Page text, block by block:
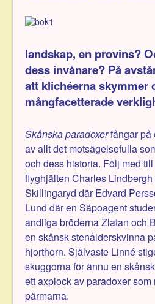
Kontakt
landskap, en provins?
dess invånare? På
att klichéerna skymmer
mångfacetterade
Skånska paradoxerfångar på
av allt det motsägelsefulla
och dess historia. Följ med
flyghjälten Charles
Skillingaryd där Edvard
Lund där en Säpoagent
andliga bröderna Zlatan och
en skånsk stenålderskvinna
hjorthorn. Självaste Linné
skuggorna för ännu en
ett axplock av paradoxer som
pärmarna.